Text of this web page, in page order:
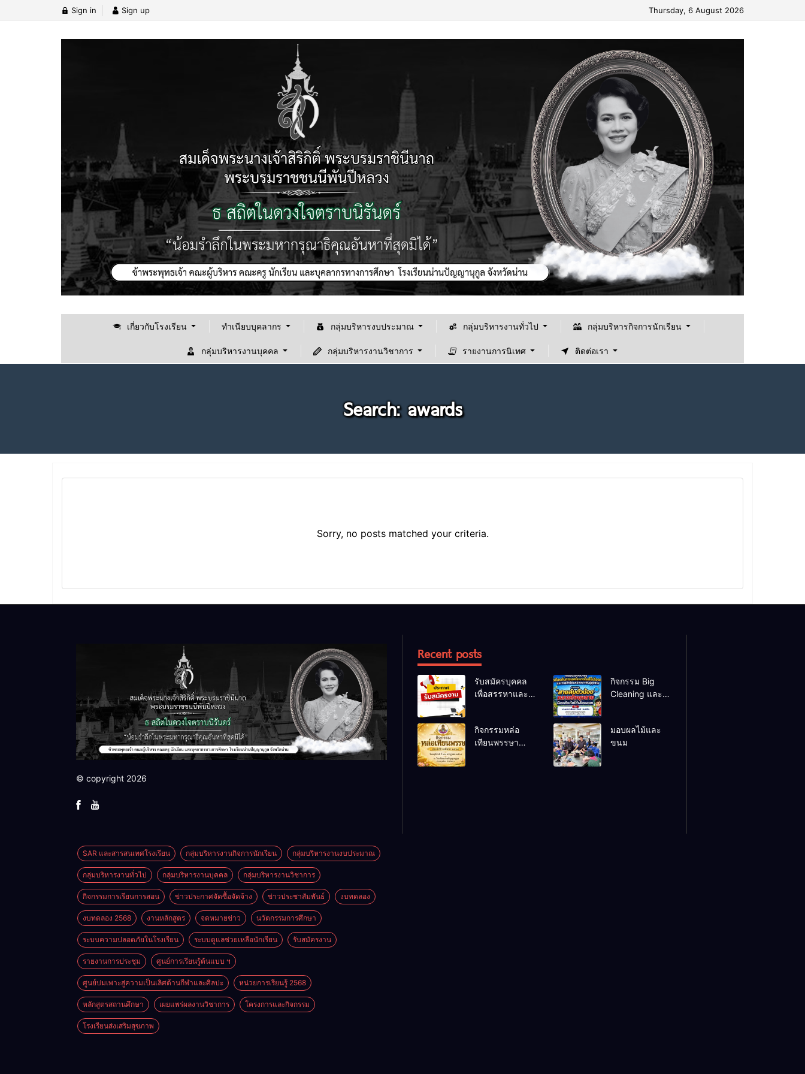
Sign in Sign up Thursday, 6 August 2026
เกี่ยวกับโรงเรียน ทำเนียบบุคลากร กลุ่มบริหารงบประมาณ กลุ่มบริหารงานทั่วไป กลุ่มบริหารกิจการนักเรียน
กลุ่มบริหารงานบุคคล กลุ่มบริหารงานวิชาการ รายงานการนิเทศ ติดต่อเรา
Search: awards
Sorry, no posts matched your criteria.
© copyright 2026
Recent posts
รับสมัครบุคคล
เพื่อสรรหาและ
ทั่วไป
กิจกรรม Big
Cleaning และ
กิจกรรมหล่อ
เทียนพรรษา
มอบผลไม้และ
ขนม
SAR และสารสนเทศโรงเรียน กลุ่มบริหารงานกิจการนักเรียน กลุ่มบริหารงานงบประมาณ
กลุ่มบริหารงานทั่วไป กลุ่มบริหารงานบุคคล กลุ่มบริหารงานวิชาการ
กิจกรรมการเรียนการสอน ข่าวประกาศจัดซื้อจัดจ้าง ข่าวประชาสัมพันธ์ งบทดลอง
งบทดลอง 2568 งานหลักสูตร จดหมายข่าว นวัตกรรมการศึกษา
ระบบความปลอดภัยในโรงเรียน ระบบดูแลช่วยเหลือนักเรียน รับสมัครงาน
รายงานการประชุม ศูนย์การเรียนรู้ต้นแบบ ฯ
ศูนย์บ่มเพาะสู่ความเป็นเลิศด้านกีฬาและศิลปะ หน่วยการเรียนรู้ 2568
หลักสูตรสถานศึกษา เผยแพร่ผลงานวิชาการ โครงการและกิจกรรม
โรงเรียนส่งเสริมสุขภาพ